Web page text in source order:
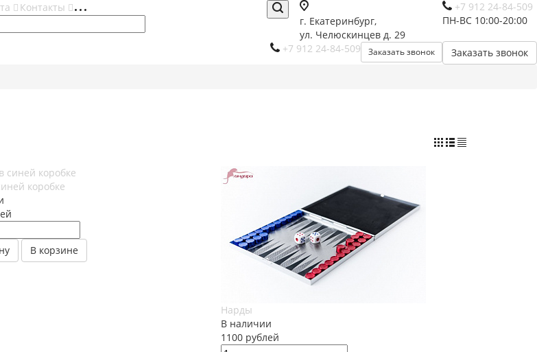
+7 912 24-84-509
ПН-ВС 10:00-20:00
Заказать звонок
г. Екатеринбург,
ул. Челюскинцев д. 29
Контакты
Заказать звонок
+7 912 24-84-509
коробке
В корзине
Нарды
В наличии
1100 рублей